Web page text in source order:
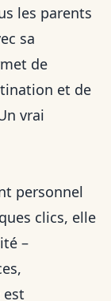
les parents
sa
de
et de
vrai
personnel
clics, elle
–
est